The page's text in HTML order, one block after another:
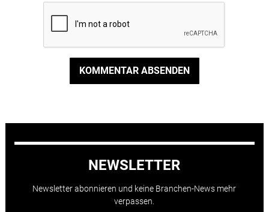
KOMMENTAR ABSENDEN
NEWSLETTER
Newsletter abonnieren und keine Branchen-News mehr
verpassen.